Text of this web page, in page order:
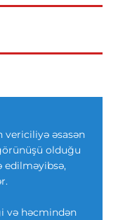
vericiliyə əsasən
olduğu
edilməyibsə,
və həcmindən